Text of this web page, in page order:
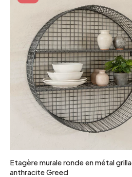
poids maximum supporte
7 kg
coloris
Gold
Etagère murale ronde en métal
anthracite Greed